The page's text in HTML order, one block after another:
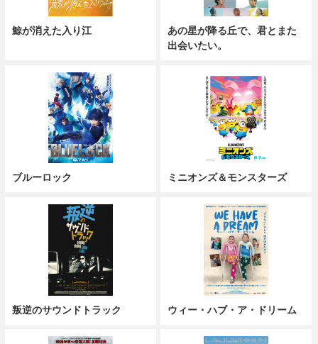
鯨が消えた入り江
あの星が降る丘で、君とまた
出会いたい。
ブルーロック ミニオンズ＆モンスターズ
叛逆のサウンドトラック ウィー・ハブ・ア・ドリーム